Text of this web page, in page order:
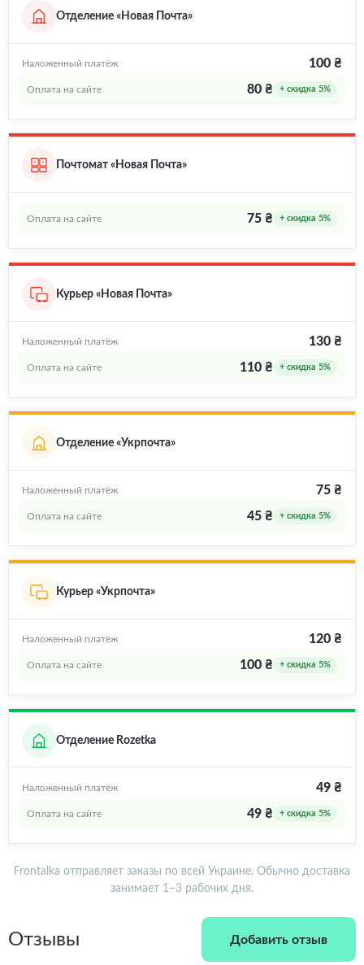
Отделение «Новая Почта»
Наложенный платёж 100 ₴
Оплата на сайте 80 ₴ + скидка 5%
Почтомат «Новая Почта»
Оплата на сайте 75 ₴ + скидка 5%
Курьер «Новая Почта»
Наложенный платёж 130 ₴
Оплата на сайте 110 ₴ + скидка 5%
Отделение «Укрпочта»
Наложенный платёж 75 ₴
Оплата на сайте 45 ₴ + скидка 5%
Курьер «Укрпочта»
Наложенный платёж 120 ₴
Оплата на сайте 100 ₴ + скидка 5%
Отделение Rozetka
Наложенный платёж 49 ₴
Оплата на сайте 49 ₴ + скидка 5%
Frontalka отправляет заказы по всей Украине. Обычно доставка
занимает 1–3 рабочих дня.
Отзывы Добавить отзыв